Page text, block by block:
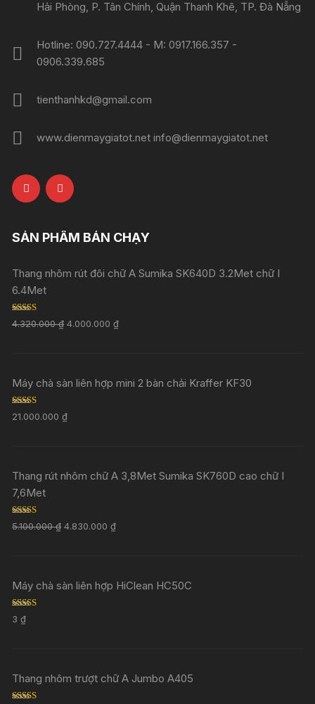
Hải Phòng, P. Tân Chính, Quận Thanh Khê, TP. Đà Nẵng
Hotline: 090.727.4444 - M: 0917.166.357 -
0906.339.685
tienthanhkd@gmail.com
www.dienmaygiatot.net info@dienmaygiatot.net
SẢN PHẨM BÁN CHẠY
Thang nhôm rút đôi chữ A Sumika SK640D 3.2Met chữ I
6.4Met
Rated 5.00
out of 5
4.320.000₫ 4.000.000₫
Máy chà sàn liên hợp mini 2 bàn chải Kraffer KF30
Rated5.00
out of 5
21.000.000₫
Thang rút nhôm chữ A 3,8Met Sumika SK760D cao chữ I
7,6Met
Rated5.00
out of 5
5.100.000₫ 4.830.000₫
Máy chà sàn liên hợp HiClean HC50C
Rated
out of 5
3₫
Thang nhôm trượt chữ A Jumbo A405